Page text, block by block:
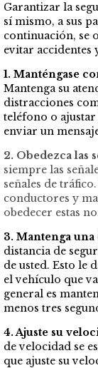
Garantizar la
sí mismo, a sus
continuación, se
evitar accidentes
1. Manténgase
Mantenga su
distracciones
teléfono o ajustar
enviar un
2. Obedezca las
siempre las
señales de
conductores y
obedecer estas
3. Mantenga
distancia de
de usted. Esto le
el vehículo que
general es
menos tres
4. Ajuste su
de velocidad se
que ajuste su